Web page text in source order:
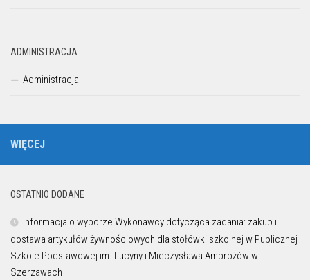
ADMINISTRACJA
Administracja
WIĘCEJ
OSTATNIO DODANE
Informacja o wyborze Wykonawcy dotycząca zadania: zakup i
dostawa artykułów żywnościowych dla stołówki szkolnej w Publicznej
Szkole Podstawowej im. Lucyny i Mieczysława Ambrożów w
Szerzawach